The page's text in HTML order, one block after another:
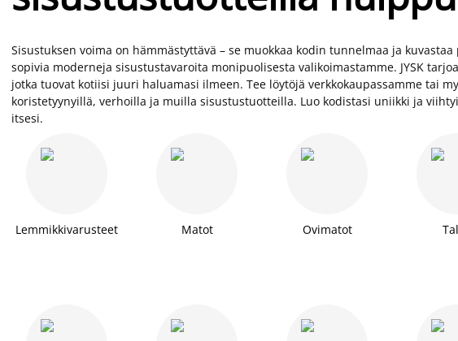
Sisustuksen voima on hämmästyttävä – se muokkaa kodin tunnelmaa ja
sopivia moderneja sisustustavaroita monipuolisesta valikoimastamme. JYSK
jotka tuovat kotiisi juuri haluamasi ilmeen. Tee löytöjä verkkokaupassamme tai
koristetyynyillä, verhoilla ja muilla sisustustuotteilla. Luo kodistasi uniikki ja
itsesi.
Lemmikkivarusteet Matot Ovimatot